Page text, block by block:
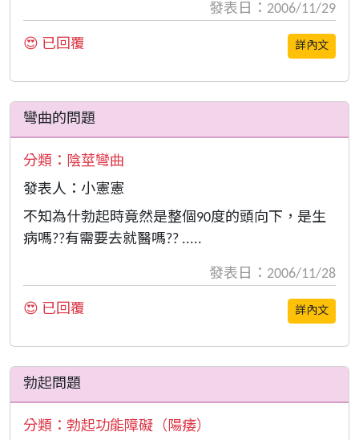
發表日：2006/11/29
😍 已回覆 詳內文
彎曲的問題
分類： 陰莖彎曲
發表人：小憲憲
不知為什勃起時竟然是整個90度的頭向下，是生
病嗎??有需要去就醫嗎?? .....
發表日：2006/11/28
😍 已回覆 詳內文
勃起問題
分類： 勃起功能障礙（陽痿）